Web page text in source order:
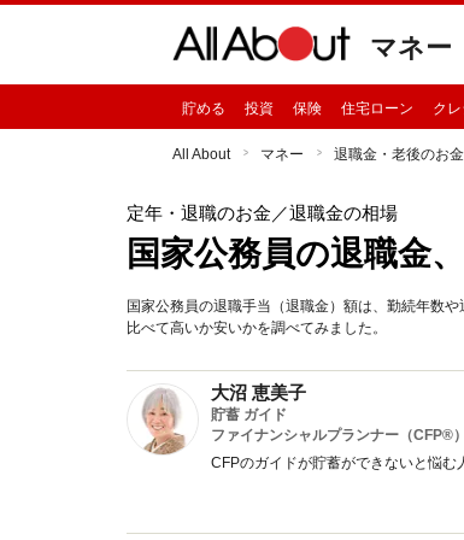
マネー
貯める 投資 保険 住宅ローン ク
All About マネー 退職金・老後のお金
定年・退職のお金 ／退職金の相場
国家公務員の退職金
国家公務員の退職手当（退職金）額は、勤続年数
比べて高いか安いかを調べてみました。
大沼 恵美子
貯蓄 ガイド
ファイナンシャルプランナー（CFP®）
CFPのガイドが貯蓄ができないと悩む